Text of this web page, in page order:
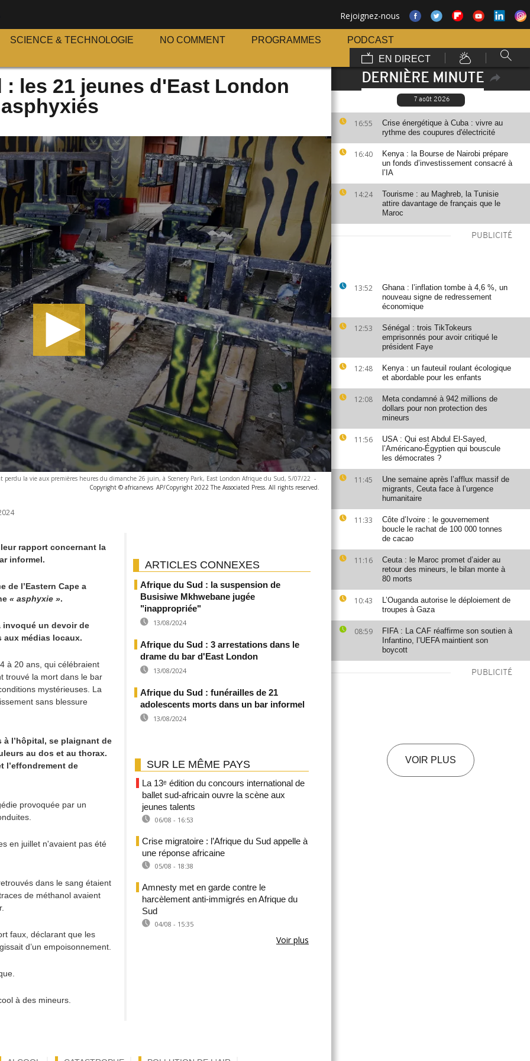
Rejoignez-nous
SCIENCE & TECHNOLOGIE NO COMMENT PROGRAMMES
PODCAST
EN DIRECT
DERNIÈRE MINUTE
7 août 2026
16:55
Crise énergétique à Cuba : vivre au
rythme des coupures d'électricité
16:40
Kenya : la Bourse de Nairobi prépare
un fonds d’investissement consacré à
l’IA
14:24
Tourisme : au Maghreb, la Tunisie
attire davantage de français que le
Maroc
PUBLICITÉ
13:52
Ghana : l’inflation tombe à 4,6 %, un
nouveau signe de redressement
économique
12:53
Sénégal : trois TikTokeurs
emprisonnés pour avoir critiqué le
président Faye
12:48
Kenya : un fauteuil roulant écologique
et abordable pour les enfants
12:08
Meta condamné à 942 millions de
dollars pour non protection des
mineurs
11:56
USA : Qui est Abdul El-Sayed,
l’Américano-Égyptien qui bouscule
les démocrates ?
11:45
Une semaine après l’afflux massif de
migrants, Ceuta face à l’urgence
humanitaire
11:33
Côte d’Ivoire : le gouvernement
boucle le rachat de 100 000 tonnes
de cacao
11:16
Ceuta : le Maroc promet d’aider au
retour des mineurs, le bilan monte à
80 morts
10:43
L’Ouganda autorise le déploiement de
troupes à Gaza
08:59
FIFA : La CAF réaffirme son soutien à
Infantino, l’UEFA maintient son
boycott
PUBLICITÉ
VOIR PLUS
les 21 jeunes d'East London
perdu la vie aux premières heures du dimanche 26 juin, à Scenery Park, East London Afrique du Sud, 5/07/22 -
Copyright © africanews AP/Copyright 2022 The Associated Press. All rights reserved.
rapport concernant la
informel.
de l’Eastern Cape a
« asphyxie ».
invoqué un devoir de
médias locaux.
à 20 ans, qui célébraient
trouvé la mort dans le bar
mystérieuses. La
sans blessure
l’hôpital, se plaignant de
au dos et au thorax.
l’effondrement de
provoquée par un
en juillet n'avaient pas été
dans le sang étaient
de méthanol avaient
faux, déclarant que les
d’un empoisonnement.
à des mineurs.
ARTICLES CONNEXES
Afrique du Sud : la suspension de
Busisiwe Mkhwebane jugée
"inappropriée"
13/08/2024
Afrique du Sud : 3 arrestations dans le
drame du bar d'East London
13/08/2024
Afrique du Sud : funérailles de 21
adolescents morts dans un bar informel
13/08/2024
SUR LE MÊME PAYS
La 13ᵉ édition du concours international de
ballet sud-africain ouvre la scène aux
jeunes talents
06/08 - 16:53
Crise migratoire : l’Afrique du Sud appelle à
une réponse africaine
05/08 - 18:38
Amnesty met en garde contre le
harcèlement anti-immigrés en Afrique du
Sud
04/08 - 15:35
Voir plus